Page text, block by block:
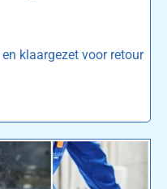
klaargezet voor retour